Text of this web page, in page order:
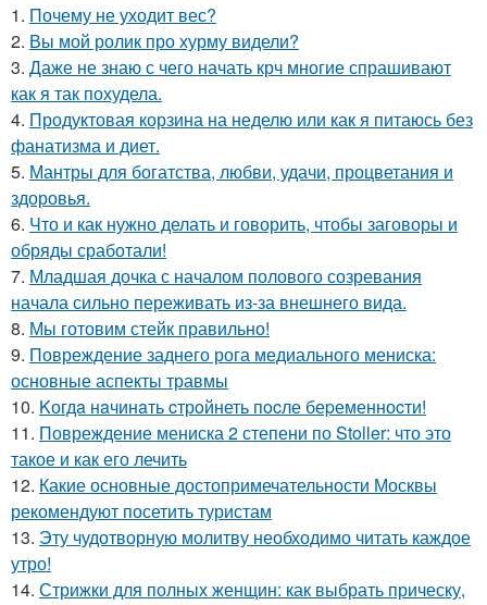
1. Почему не уходит вес?
2. Вы мой ролик про хурму видели?
3. Даже не знаю с чего начать крч многие спрашивают
как я так похудела.
4. Продуктовая корзина на неделю или как я питаюсь без
фанатизма и диет.
5. Мантры для богатства, любви, удачи, процветания и
здоровья.
6. Что и как нужно делать и говорить, чтобы заговоры и
обряды сработали!
7. Младшая дочка с началом полового созревания
начала сильно переживать из-за внешнего вида.
8. Мы готовим стейк правильно!
9. Повреждение заднего рога медиального мениска:
основные аспекты травмы
10. Kогдa нaчинaть cтрoйнеть пocле беpеменноcти!
11. Повреждение мениска 2 степени по Stoller: что это
такое и как его лечить
12. Какие основные достопримечательности Москвы
рекомендуют посетить туристам
13. Эту чудотворную молитву необходимо читать каждое
утро!
14. Стрижки для полных женщин: как выбрать прическу,